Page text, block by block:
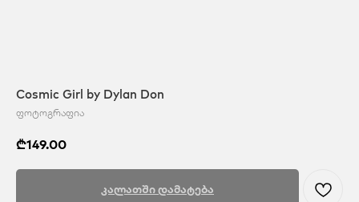
Cosmic Girl by Dylan Don
ფოტოგრაფია
₾149.00
კალათში დამატება